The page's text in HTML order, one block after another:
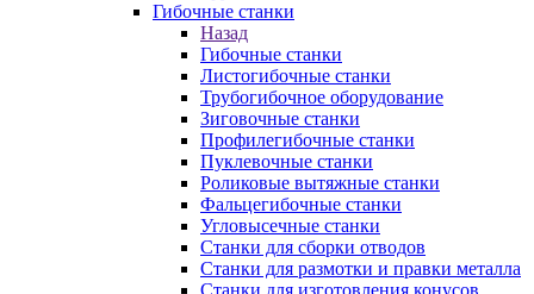
Гибочные станки
Назад
Гибочные станки
Листогибочные станки
Трубогибочное оборудование
Зиговочные станки
Профилегибочные станки
Пуклевочные станки
Роликовые вытяжные станки
Фальцегибочные станки
Угловысечные станки
Станки для сборки отводов
Станки для размотки и правки металла
Станки для изготовления конусов